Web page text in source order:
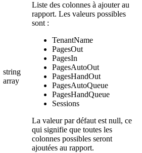
string
array
Liste des colonnes à ajouter au
rapport. Les valeurs possibles
sont :
TenantName
PagesOut
PagesIn
PagesAutoOut
PagesHandOut
PagesAutoQueue
PagesHandQueue
Sessions
La valeur par défaut est null, ce
qui signifie que toutes les
colonnes possibles seront
ajoutées au rapport.